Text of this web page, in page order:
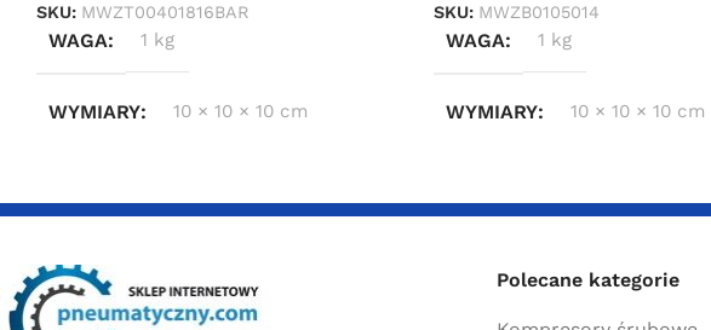
SKU: MWZT00401816BAR
WAGA 1 kg
WYMIARY 10 × 10 × 10 cm
SKU: MWZB0105014
WAGA 1 kg
WYMIARY 10 × 10 × 10 cm
Polecane kategorie